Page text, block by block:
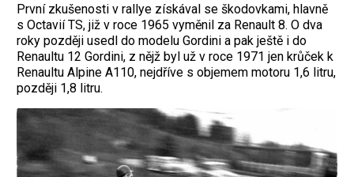
První zkušenosti v rallye získával se škodovkami, hlavně
s Octavií TS, již v roce 1965 vyměnil za Renault 8. O dva
roky později usedl do modelu Gordini a pak ještě i do
Renaultu 12 Gordini, z nějž byl už v roce 1971 jen krůček k
Renaultu Alpine A110, nejdříve s objemem motoru 1,6 litru,
později 1,8 litru.